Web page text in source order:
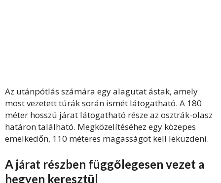
Az utánpótlás számára egy alagutat ástak, amely
most vezetett túrák során ismét látogatható. A 180
méter hosszú járat látogatható része az osztrák-olasz
határon található. Megközelítéséhez egy közepes
emelkedőn, 110 méteres magasságot kell leküzdeni.
A járat részben függőlegesen vezet a
hegyen keresztül